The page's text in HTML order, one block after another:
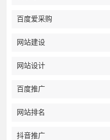
百度爱采购
网站建设
网站设计
百度推广
网站排名
抖音推广